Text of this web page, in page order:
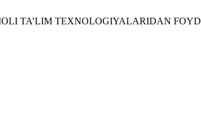
TA’LIM TEXNOLOGIYALARIDAN